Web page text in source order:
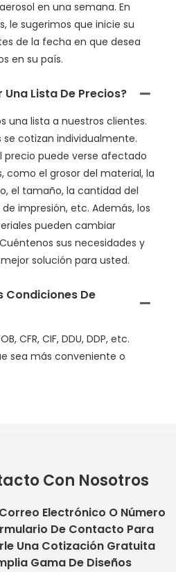
en una semana. En
le sugerimos que inicie su
de la fecha en que desea
en su país.
Lista De Precios?
una lista a nuestros clientes.
se cotizan individualmente.
precio puede verse afectado
como el grosor del material, la
el tamaño, la cantidad del
impresión, etc. Además, los
pueden cambiar
sus necesidades y
solución para usted.
Condiciones De
CFR, CIF, DDU, DDP, etc.
sea más conveniente o
Con Nosotros
Electrónico O Número
De Contacto Para
Una Cotización Gratuita
Gama De Diseños